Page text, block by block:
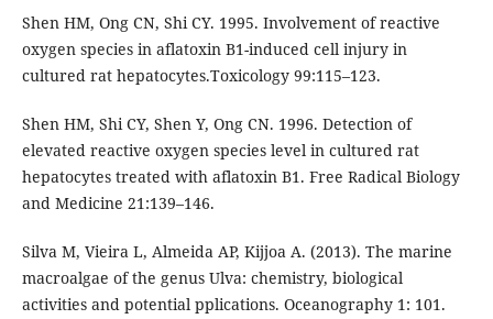
Shen HM, Ong CN, Shi CY. 1995. Involvement of reactive
oxygen species in aflatoxin B1-induced cell injury in
cultured rat hepatocytes.Toxicology 99:115–123.
Shen HM, Shi CY, Shen Y, Ong CN. 1996. Detection of
elevated reactive oxygen species level in cultured rat
hepatocytes treated with aflatoxin B1. Free Radical Biology
and Medicine 21:139–146.
Silva M, Vieira L, Almeida AP, Kijjoa A. (2013). The marine
macroalgae of the genus Ulva: chemistry, biological
activities and potential pplications. Oceanography 1: 101.